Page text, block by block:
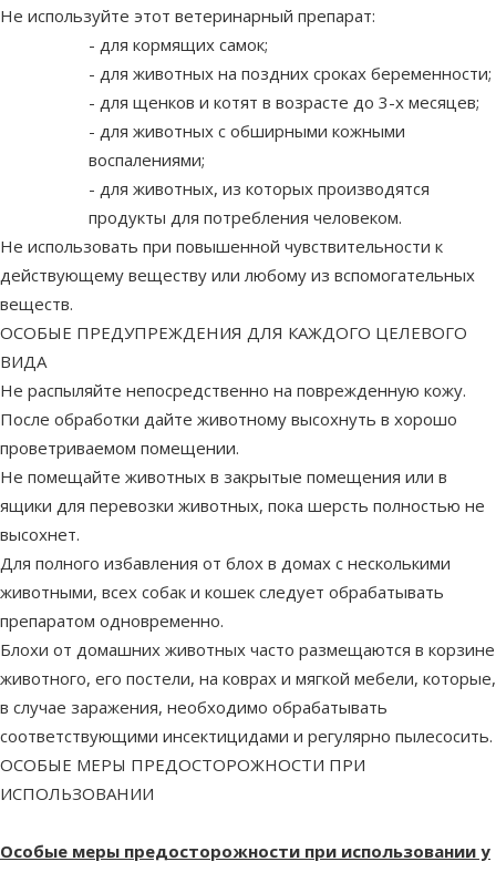
Не используйте этот ветеринарный препарат:
- для кормящих самок;
- для животных на поздних сроках беременности;
- для щенков и котят в возрасте до 3-х месяцев;
- для животных с обширными кожными
воспалениями;
- для животных, из которых производятся
продукты для потребления человеком.
Не использовать при повышенной чувствительности к
действующему веществу или любому из вспомогательных
веществ.
ОСОБЫЕ ПРЕДУПРЕЖДЕНИЯ ДЛЯ КАЖДОГО ЦЕЛЕВОГО
ВИДА
Не распыляйте непосредственно на поврежденную кожу.
После обработки дайте животному высохнуть в хорошо
проветриваемом помещении.
Не помещайте животных в закрытые помещения или в
ящики для перевозки животных, пока шерсть полностью не
высохнет.
Для полного избавления от блох в домах с несколькими
животными, всех собак и кошек следует обрабатывать
препаратом одновременно.
Блохи от домашних животных часто размещаются в корзине
животного, его постели, на коврах и мягкой мебели, которые,
в случае заражения, необходимо обрабатывать
соответствующими инсектицидами и регулярно пылесосить.
ОСОБЫЕ МЕРЫ ПРЕДОСТОРОЖНОСТИ ПРИ
ИСПОЛЬЗОВАНИИ
Особые меры предосторожности при использовании у